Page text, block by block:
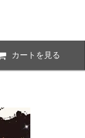
カートを見る